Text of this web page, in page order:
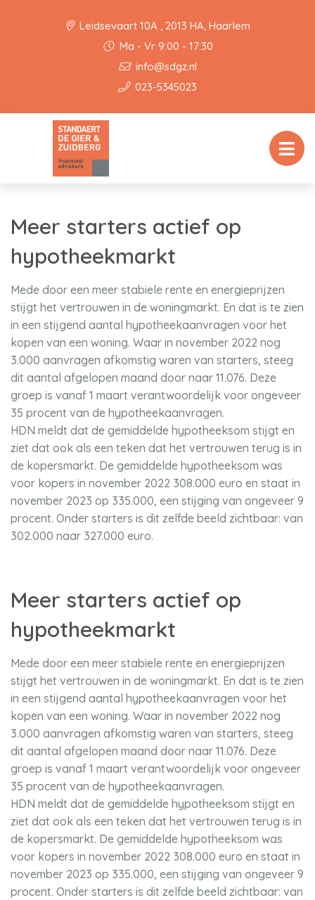
Leidsevaart 10A , 2013 HA, Haarlem
Ma - Vr 9:00 - 17:30
info@sdgz.nl
023-5345023
Meer starters actief op
hypotheekmarkt
Mede door een meer stabiele rente en energieprijzen
stijgt het vertrouwen in de woningmarkt. En dat is te zien
in een stijgend aantal hypotheekaanvragen voor het
kopen van een woning. Waar in november 2022 nog
3.000 aanvragen afkomstig waren van starters, steeg
dit aantal afgelopen maand door naar 11.076. Deze
groep is vanaf 1 maart verantwoordelijk voor ongeveer
35 procent van de hypotheekaanvragen.
HDN meldt dat de gemiddelde hypotheeksom stijgt en
ziet dat ook als een teken dat het vertrouwen terug is in
de kopersmarkt. De gemiddelde hypotheeksom was
voor kopers in november 2022 308.000 euro en staat in
november 2023 op 335.000, een stijging van ongeveer 9
procent. Onder starters is dit zelfde beeld zichtbaar: van
302.000 naar 327.000 euro.
Meer starters actief op
hypotheekmarkt
Mede door een meer stabiele rente en energieprijzen
stijgt het vertrouwen in de woningmarkt. En dat is te zien
in een stijgend aantal hypotheekaanvragen voor het
kopen van een woning. Waar in november 2022 nog
3.000 aanvragen afkomstig waren van starters, steeg
dit aantal afgelopen maand door naar 11.076. Deze
groep is vanaf 1 maart verantwoordelijk voor ongeveer
35 procent van de hypotheekaanvragen.
HDN meldt dat de gemiddelde hypotheeksom stijgt en
ziet dat ook als een teken dat het vertrouwen terug is in
de kopersmarkt. De gemiddelde hypotheeksom was
voor kopers in november 2022 308.000 euro en staat in
november 2023 op 335.000, een stijging van ongeveer 9
procent. Onder starters is dit zelfde beeld zichtbaar: van